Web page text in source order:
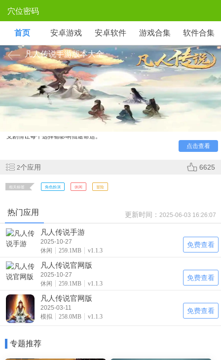
穴位密码
首页 安卓游戏 安卓软件 游戏合集 软件合集
凡人传说手游版本大全
点击查看
《凡人传说》是一款仙侠题材的开放世界RPG游戏，玩家
从平凡小卒起步，通过修炼、奇遇与门派争斗逐步成长。游戏
融合御剑飞行与五行法术战斗，动态天气影响功法效果，多分
支剧情让每个选择都影响仙途命运。
2个应用 6625
相关标签 角色扮演 休闲 冒险
热门应用 更新时间： 2025-06-03 16:26:07
凡人传说手游
2025-10-27
休闲
259.1MB v1.1.3
免费查看
凡人传说官网版
2025-10-27
休闲
259.1MB v1.1.3
免费查看
凡人传说官网版
2025-03-11
模拟
258.0MB v1.1.3
免费查看
专题推荐